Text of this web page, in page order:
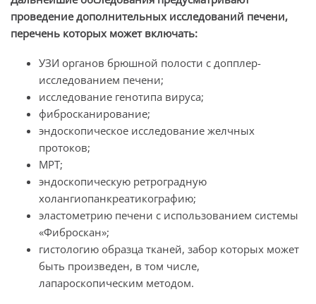
проведение дополнительных исследований печени,
перечень которых может включать:
УЗИ органов брюшной полости с допплер-
исследованием печени;
исследование генотипа вируса;
фибросканирование;
эндоскопическое исследование желчных
протоков;
МРТ;
эндоскопическую ретроградную
холангиопанкреатикографию;
эластометрию печени с использованием системы
«Фиброскан»;
гистологию образца тканей, забор которых может
быть произведен, в том числе,
лапароскопическим методом.